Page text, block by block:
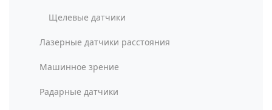
Щелевые датчики
Лазерные датчики расстояния
Машинное зрение
Радарные датчики